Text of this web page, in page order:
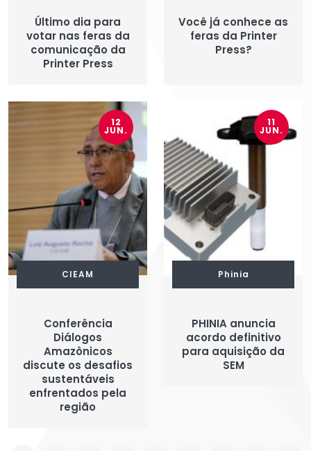
Último dia para
votar nas feras da
comunicação da
Printer Press
Você já conhece as
feras da Printer
Press?
12
JUN.
CIEAM
Conferência
Diálogos
Amazônicos
discute os desafios
sustentáveis
enfrentados pela
região
11
JUN.
Phinia
PHINIA anuncia
acordo definitivo
para aquisição da
SEM